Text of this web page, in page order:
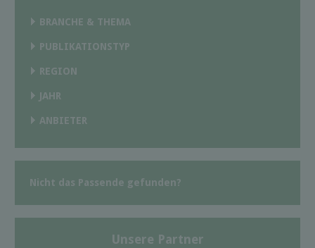
BRANCHE & THEMA
PUBLIKATIONSTYP
REGION
JAHR
ANBIETER
Nicht das Passende gefunden?
Unsere Partner